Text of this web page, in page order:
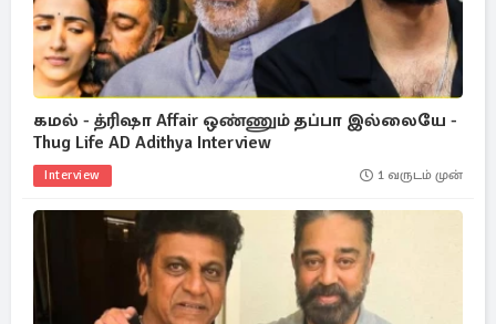
கமல் - த்ரிஷா Affair ஒண்ணும் தப்பா இல்லையே -
Thug Life AD Adithya Interview
Interview 1 வருடம் முன்